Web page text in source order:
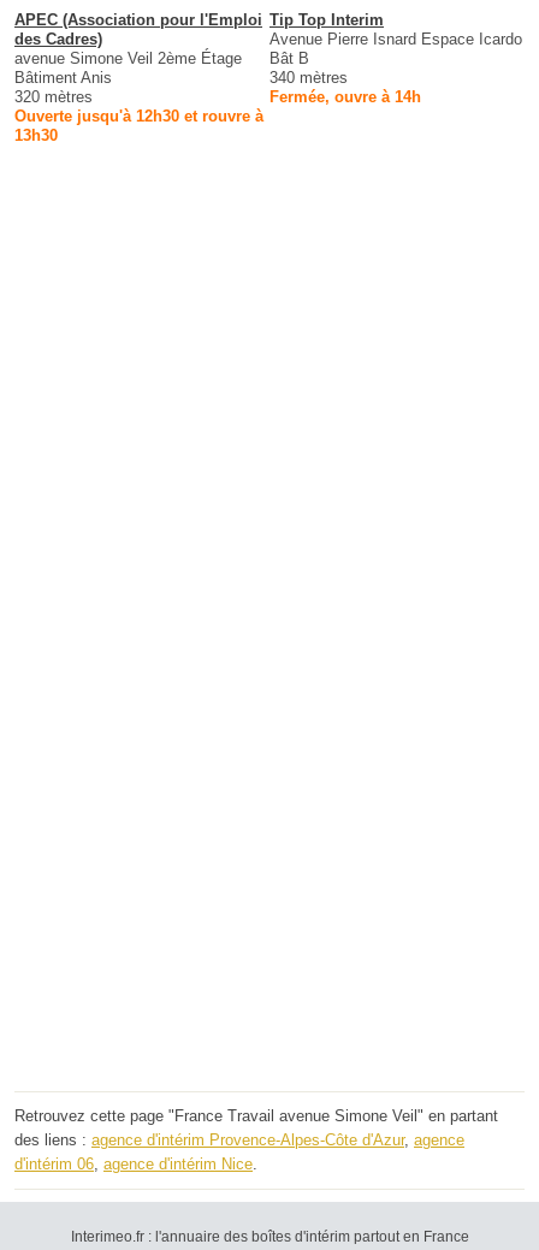
APEC (Association pour l'Emploi
des Cadres)
avenue Simone Veil 2ème Étage
Bâtiment Anis
320 mètres
Ouverte jusqu'à 12h30 et rouvre à
13h30
Tip Top Interim
Avenue Pierre Isnard Espace Icardo
Bât B
340 mètres
Fermée, ouvre à 14h
Retrouvez cette page "France Travail avenue Simone Veil" en partant
des liens : agence d'intérim Provence-Alpes-Côte d'Azur, agence
d'intérim 06, agence d'intérim Nice.
Interimeo.fr : l'annuaire des boîtes d'intérim partout en France